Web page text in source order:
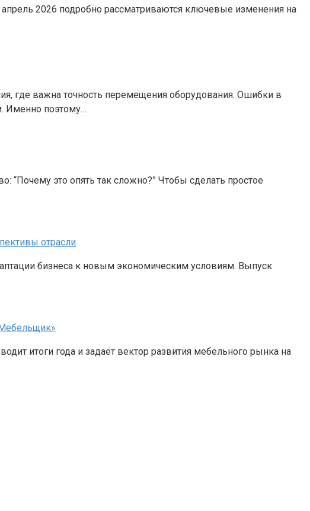
2026 подробно рассматриваются ключевые изменения на
где важна точность перемещения оборудования. Ошибки в
Именно поэтому…
это опять так сложно?” Чтобы сделать простое
отрасли
бизнеса к новым экономическим условиям. Выпуск
итоги года и задаёт вектор развития мебельного рынка на